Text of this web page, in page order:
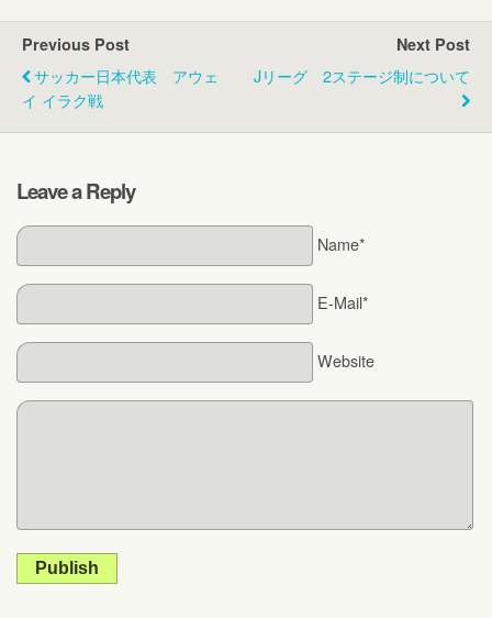
Previous Post
サッカー日本代表 アウェ
イ イラク戦
Next Post
Jリーグ 2ステージ制について
Leave a Reply
Name*
E-Mail*
Website
Publish